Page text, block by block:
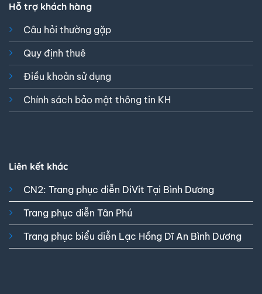
Hỗ trợ khách hàng
Câu hỏi thường gặp
Quy định thuê
Điều khoản sử dụng
Chính sách bảo mật thông tin KH
Liên kết khác
CN2: Trang phục diễn DiVit Tại Bình Dương
Trang phục diễn Tân Phú
Trang phục biểu diễn Lạc Hồng Dĩ An Bình Dương